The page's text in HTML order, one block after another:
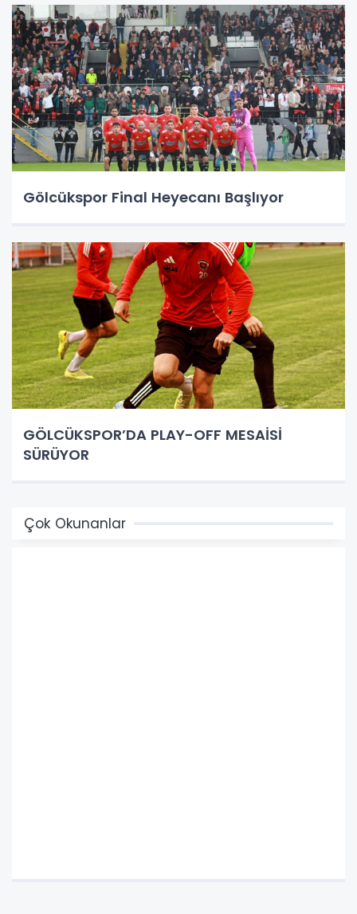
Gölcükspor Final Heyecanı Başlıyor
GÖLCÜKSPOR’DA PLAY-OFF MESAİSİ
SÜRÜYOR
Çok Okunanlar